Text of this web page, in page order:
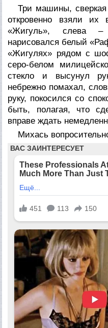
Три машины,
откровенно взяли их
«Жигуль», слева
нарисовался белый
«Жигулях» рядом с
серо-белом
стекло и высунул
небрежно помахал,
руку, покосился со
быть, полагая, что
вправе ждать
Михась